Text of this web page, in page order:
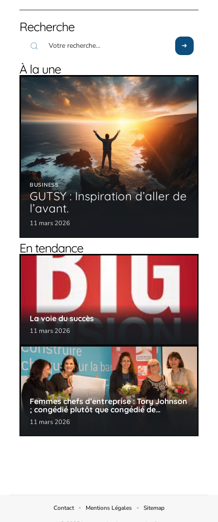
Recherche
À la une
BUSINESS
GUTSY : Inspiration d’aller de
l’avant.
11 mars 2026
En tendance
La voie du succès
11 mars 2026
Femmes chefs d’entreprise : Tory Johnson
; congédié plutôt que congédié de…
11 mars 2026
Contact Mentions Légales Sitemap